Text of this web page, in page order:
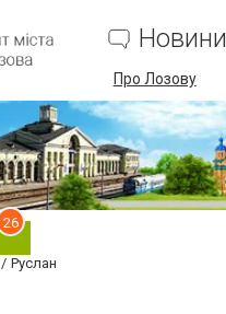
Новини
Про Лозову
26
Руслан